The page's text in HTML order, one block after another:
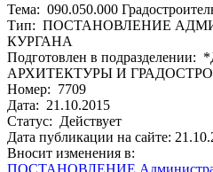
Тема: 090.050.000
Тип: ПОСТАНОВЛЕНИЕ
КУРГАНА
Подготовлен в
АРХИТЕКТУРЫ И
Номер: 7709
Дата: 21.10.2015
Статус: Действует
Дата публикации на сайте:
Вносит изменения в:
ПОСТАНОВЛЕНИЕ